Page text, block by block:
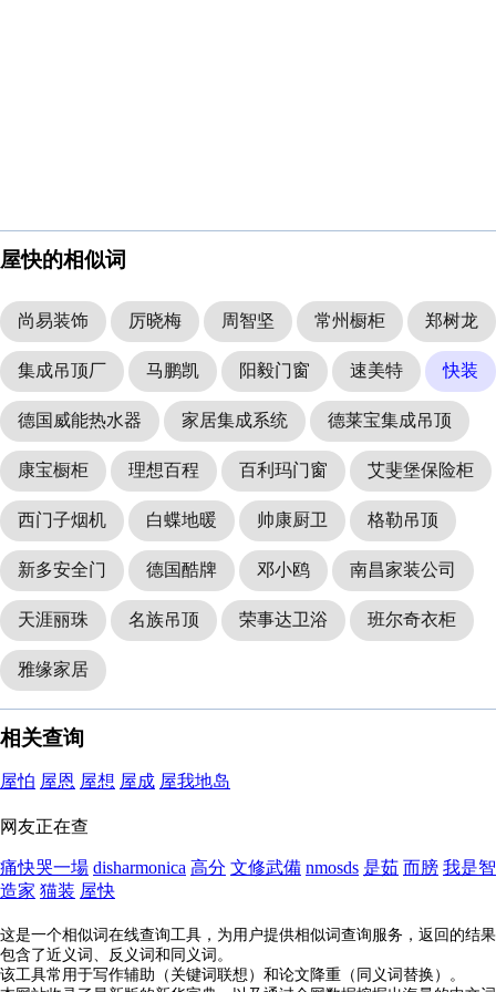
屋快的相似词
尚易装饰 厉晓梅 周智坚 常州橱柜 郑树龙
集成吊顶厂 马鹏凯 阳毅门窗 速美特 快装
德国威能热水器 家居集成系统 德莱宝集成吊顶
康宝橱柜 理想百程 百利玛门窗 艾斐堡保险柜
西门子烟机 白蝶地暖 帅康厨卫 格勒吊顶
新多安全门 德国酷牌 邓小鸥 南昌家装公司
天涯丽珠 名族吊顶 荣事达卫浴 班尔奇衣柜
雅缘家居
相关查询
屋怕 屋恩 屋想 屋成 屋我地岛
网友正在查
痛快哭一場 disharmonica 高分 文修武備 nmosds 是茹 而膀 我是智
造家 猫装 屋快
这是一个相似词在线查询工具，为用户提供相似词查询服务，返回的结果
包含了近义词、反义词和同义词。
该工具常用于写作辅助（关键词联想）和论文降重（同义词替换）。